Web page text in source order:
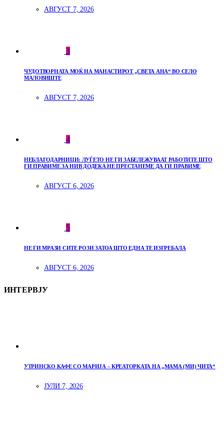
АВГУСТ 7, 2026
3
ЧУДОТВОРНАТА МОЌ НА МАНАСТИРОТ „СВЕТА АНА“ ВО СЕЛО
МАЛОВИШТЕ
АВГУСТ 7, 2026
4
НЕБЛАГОДАРНИЦИ: ЛУЃЕТО НЕ ГИ ЗАБЕЛЕЖУВААТ РАБОТИТЕ ШТО
ГИ ПРАВИМЕ ЗА НИВ ДОДЕКА НЕ ПРЕСТАНЕМЕ ДА ГИ ПРАВИМЕ
АВГУСТ 6, 2026
5
НЕ ГИ МРАЗИ СИТЕ РОЗИ ЗАТОА ШТО ЕДНА ТЕ ИЗГРЕБАЛА
АВГУСТ 6, 2026
ИНТЕРВЈУ
УТРИНСКО КАФЕ СО МАРИЈА – КРЕАТОРКАТА НА „МАМА (МИ) ЧИТА“
ЈУЛИ 7, 2026